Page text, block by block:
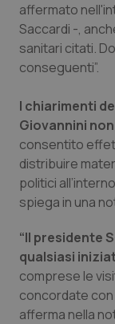
Piemonte
Provincia
Puglia
Sardegna
Toscana
Umbria
HIV
Infezioni
Malattie
Malattia di
Obesità
affermato
Saccardi -,
sanitari citati.
conseguenti”.
I chiarimenti
Giovannini
consentito
distribuire
politici
spiega in una
“Il presidente
qualsiasi
comprese le
concordate con
afferma nella